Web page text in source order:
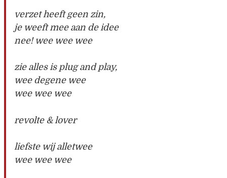
verzet heeft geen zin,
je weeft mee aan de idee
nee! wee wee wee
zie alles is plug and play,
wee degene wee
wee wee wee
revolte & lover
liefste wij alletwee
wee wee wee